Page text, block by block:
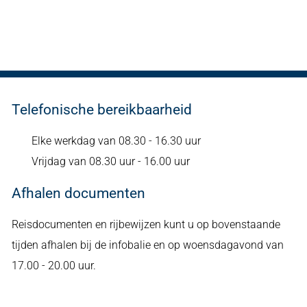
Telefonische bereikbaarheid
Elke werkdag van 08.30 - 16.30 uur
Vrijdag van 08.30 uur - 16.00 uur
Afhalen documenten
Reisdocumenten en rijbewijzen kunt u op bovenstaande
tijden afhalen bij de infobalie en op woensdagavond van
17.00 - 20.00 uur.